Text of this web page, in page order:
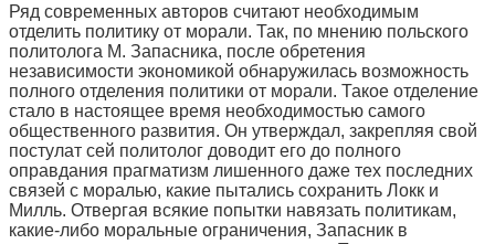
Ряд современных авторов считают необходимым
отделить политику от морали. Так, по мнению польского
политолога М. Запасника, после обретения
независимости экономикой обнаружилась возможность
полного отделения политики от морали. Такое отделение
стало в настоящее время необходимостью самого
общественного развития. Он утверждал, закрепляя свой
постулат сей политолог доводит его до полного
оправдания прагматизм лишенного даже тех последних
связей с моралью, какие пытались сохранить Локк и
Милль. Отвергая всякие попытки навязать политикам,
какие-либо моральные ограничения, Запасник в